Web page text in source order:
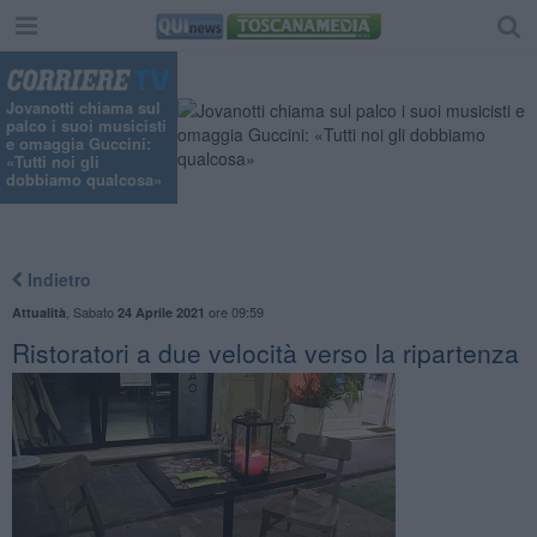
Jovanotti chiama sul
palco i suoi musicisti
e omaggia Guccini:
«Tutti noi gli
dobbiamo qualcosa»
Indietro
Attualità Sabato 24 Aprile 2021 ore 09:59
Ristoratori a due velocità verso la ripartenza